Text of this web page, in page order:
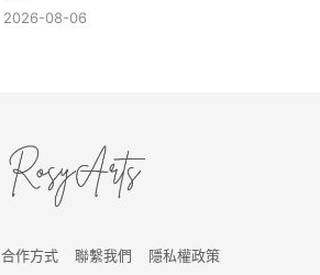
2026-08-06
合作方式 聯繫我們 隱私權政策